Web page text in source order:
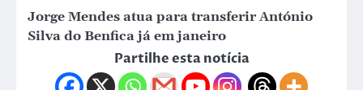
Jorge Mendes atua para transferir António
Silva do Benfica já em janeiro
Partilhe esta notícia